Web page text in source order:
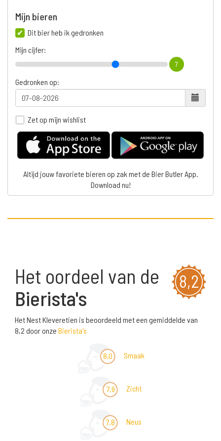
Mijn bieren
Dit bier heb ik gedronken
Mijn cijfer:
7
Gedronken op:
Zet op mijn wishlist
Altijd jouw favoriete bieren op zak met de Bier Butler App.
Download nu!
8,2
Het oordeel van de
Bierista's
Het Nest Kleveretien is beoordeeld met een gemiddelde van
8,2 door onze Bierista's
8,0 Smaak
7,9 Zicht
7,8 Neus